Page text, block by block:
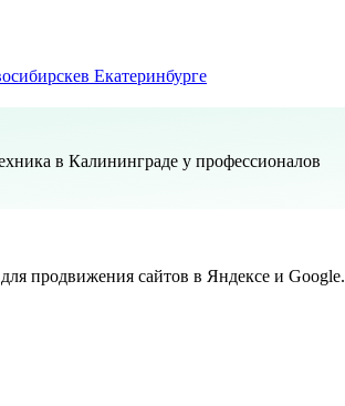
в Екатеринбурге
в Калининграде у профессионалов
продвижения сайтов в Яндексе и Google.